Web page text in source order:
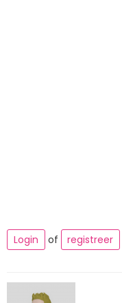
Login of registreer